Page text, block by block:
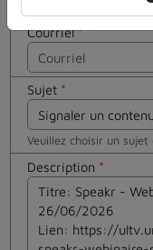
Courriel*
Sujet *
Veuillez choisir un
Description *